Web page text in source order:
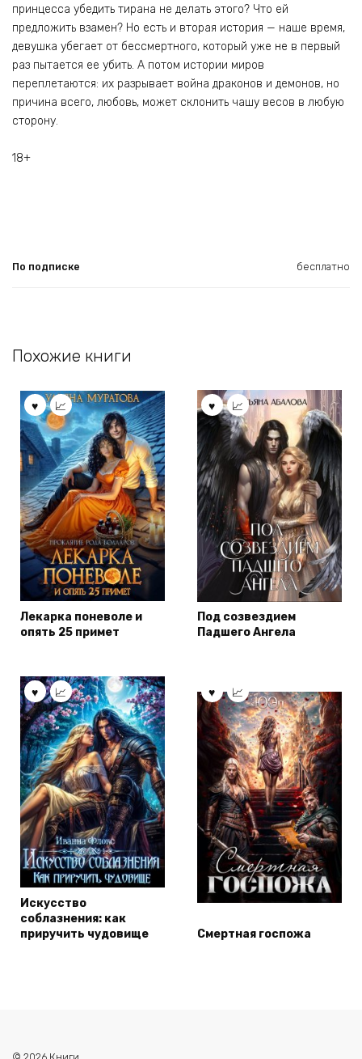
принцесса убедить тирана не делать этого? Что ей
предложить взамен? Но есть и вторая история — наше время,
девушка убегает от бессмертного, который уже не в первый
раз пытается ее убить. А потом истории миров
переплетаются: их разрывает война драконов и демонов, но
причина всего, любовь, может склонить чашу весов в любую
сторону.
18+
По подписке бесплатно
Похожие книги
Лекарка поневоле и
опять 25 примет
Под созвездием
Падшего Ангела
Искусство
соблазнения: как
приручить чудовище
Смертная госпожа